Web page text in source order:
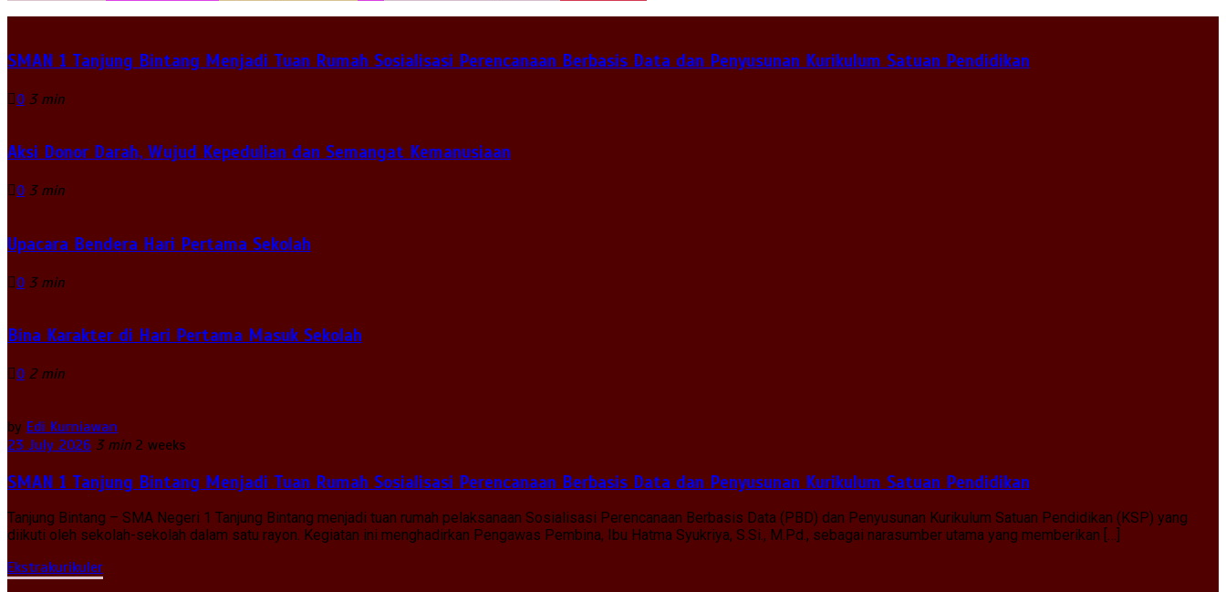
SMAN 1 Tanjung Bintang Menjadi Tuan Rumah Sosialisasi Perencanaan Berbasis Data dan Penyusunan Kurikulum Satuan Pendidikan
0 3 min
Aksi Donor Darah, Wujud Kepedulian dan Semangat Kemanusiaan
0 3 min
Upacara Bendera Hari Pertama Sekolah
0 3 min
Bina Karakter di Hari Pertama Masuk Sekolah
0 2 min
by Edi Kurniawan
23 July 2026 3 min 2 weeks
SMAN 1 Tanjung Bintang Menjadi Tuan Rumah Sosialisasi Perencanaan Berbasis Data dan Penyusunan Kurikulum Satuan Pendidikan
Tanjung Bintang – SMA Negeri 1 Tanjung Bintang menjadi tuan rumah pelaksanaan Sosialisasi Perencanaan Berbasis Data (PBD) dan Penyusunan Kurikulum Satuan Pendidikan (KSP) yang
diikuti oleh sekolah-sekolah dalam satu rayon. Kegiatan ini menghadirkan Pengawas Pembina, Ibu Hatma Syukriya, S.Si., M.Pd., sebagai narasumber utama yang memberikan […]
Ekstrakurikuler